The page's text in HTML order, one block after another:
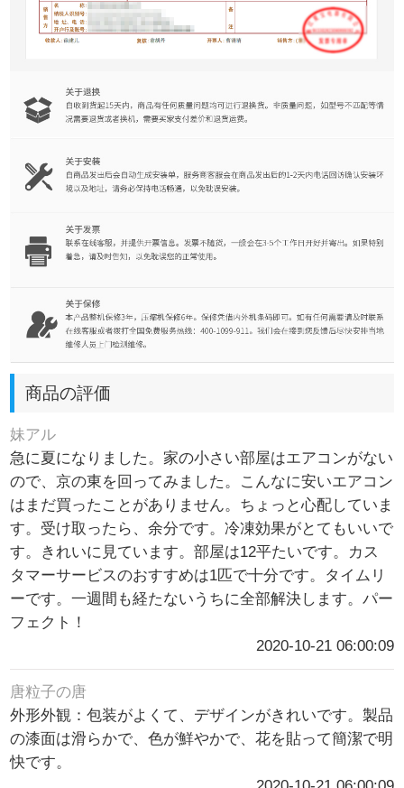
商品の評価
妹アル
急に夏になりました。家の小さい部屋はエアコンがない
ので、京の東を回ってみました。こんなに安いエアコン
はまだ買ったことがありません。ちょっと心配していま
す。受け取ったら、余分です。冷凍効果がとてもいいで
す。きれいに見ています。部屋は12平たいです。カス
タマーサービスのおすすめは1匹で十分です。タイムリ
ーです。一週間も経たないうちに全部解決します。パー
フェクト！
2020-10-21 06:00:09
唐粒子の唐
外形外観：包装がよくて、デザインがきれいです。製品
の漆面は滑らかで、色が鮮やかで、花を貼って簡潔で明
快です。